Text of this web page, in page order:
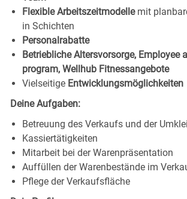
Flexible Arbeitszeitmodelle mit
in Schichten
Personalrabatte
Betriebliche Altersvorsorge, Employee
program, Wellhub Fitnessangebote
Vielseitige Entwicklungsmöglichkeiten
Deine Aufgaben:
Betreuung des Verkaufs und der
Kassiertätigkeiten
Mitarbeit bei der Warenpräsentation
Auffüllen der Warenbestände im
Pflege der Verkaufsfläche